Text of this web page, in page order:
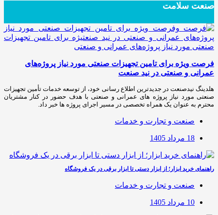
صنعت سلامت
فرصت ویژه برای تامین تجهیزات صنعتی مورد نیاز پروژه‌های
عمرانی و صنعتی در نید صنعت
هلدینگ نیدصنعت در جدیدترین اطلاع رسانی خود، از توسعه خدمات تأمین تجهیزات
صنعتی مورد نیاز پروژه های عمرانی و صنعتی با هدف حضور در کنار مشتریان
محترم به عنوان یک همراه تخصصی در مسیر اجرای پروژه ها خبر داد.
صنعت و تجارت و خدمات
18 مرداد 1405
راهنمای خرید ابزار؛ از ابزار دستی تا ابزار برقی در یک فروشگاه
صنعت و تجارت و خدمات
10 مرداد 1405